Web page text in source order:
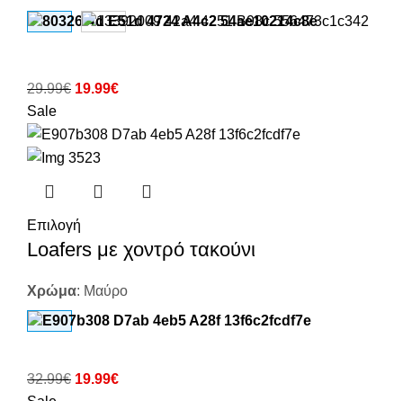
29.99€ 19.99€
Sale
Επιλογή
Loafers με χοντρό τακούνι
Χρώμα: Μαύρο
32.99€ 19.99€